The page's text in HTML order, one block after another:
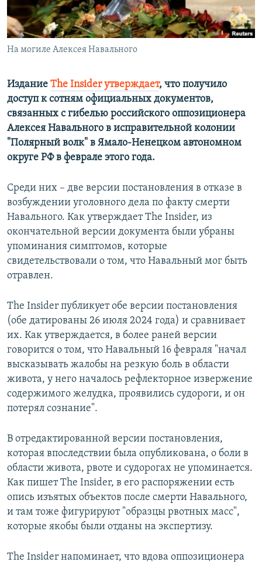
ПОБЕДИТЕЛЕЙ НЕ СУДЯТ?
КРЫМ.НЕПОКОРЕННЫЙ
ELIFBE
ПРИСОЕДИНЯЙТЕСЬ!
Все сайты RFE/RL
На могиле Алексея Навального
Издание The Insider утверждает, что получило
доступ к сотням официальных документов,
связанных с гибелью российского оппозиционера
Алексея Навального в исправительной колонии
"Полярный волк" в Ямало-Ненецком автономном
округе РФ в феврале этого года.
Среди них – две версии постановления в отказе в
возбуждении уголовного дела по факту смерти
Навального. Как утверждает The Insider, из
окончательной версии документа были убраны
упоминания симптомов, которые
свидетельствовали о том, что Навальный мог быть
отравлен.
The Insider публикует обе версии постановления
(обе датированы 26 июля 2024 года) и сравнивает
их. Как утверждается, в более раней версии
говорится о том, что Навальный 16 февраля "начал
высказывать жалобы на резкую боль в области
живота, у него началось рефлекторное извержение
содержимого желудка, проявились судороги, и он
потерял сознание".
В отредактированной версии постановления,
которая впоследствии была опубликована, о боли в
области живота, рвоте и судорогах не упоминается.
Как пишет The Insider, в его распоряжении есть
опись изъятых объектов после смерти Навального,
и там тоже фигурируют "образцы рвотных масс",
которые якобы были отданы на экспертизу.
The Insider напоминает, что вдова оппозиционера